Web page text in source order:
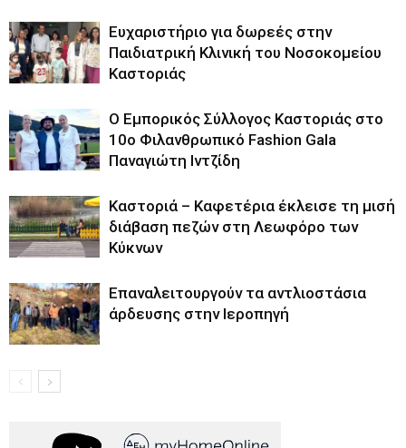
Ευχαριστήριο για δωρεές στην
Παιδιατρική Κλινική του Νοσοκομείου
Καστοριάς
Ο Εμπορικός Σύλλογος Καστοριάς στο
10ο Φιλανθρωπικό Fashion Gala
Παναγιώτη Ιντζίδη
Καστοριά – Καφετέρια έκλεισε τη μισή
διάβαση πεζών στη Λεωφόρο των
Κύκνων
Επαναλειτουργούν τα αντλιοστάσια
άρδευσης στην Ιεροπηγή